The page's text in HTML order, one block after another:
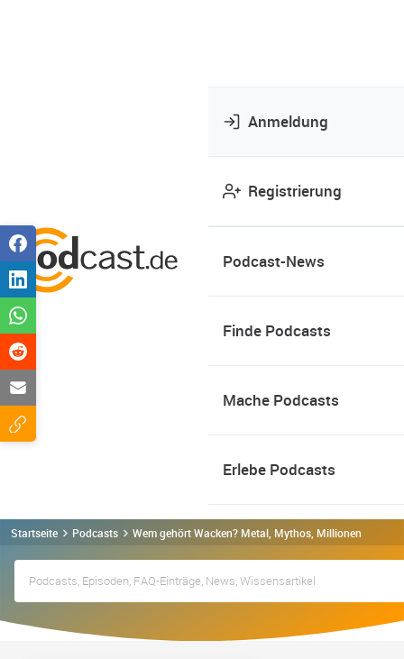
Anmeldung
Registrierung
Podcast-News
Finde Podcasts
Mache Podcasts
Erlebe Podcasts
Startseite Podcasts Wem gehört Wacken? Metal, Mythos, Millionen Podcast